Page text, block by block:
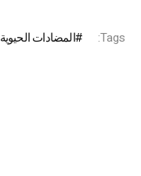
Tags: المضادات الحيوية